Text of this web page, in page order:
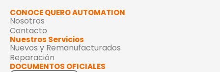
CONOCE QUERO AUTOMATION
Nosotros
Contacto
Nuestros Servicios
Nuevos y Remanufacturados
Reparación
DOCUMENTOS OFICIALES